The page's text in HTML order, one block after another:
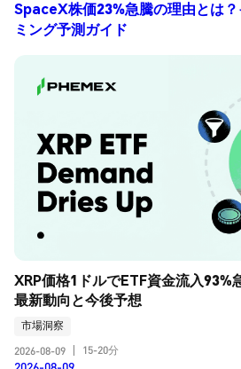
SpaceX株価23%急騰の理由とは
ミング予測ガイド
XRP価格1ドルでETF資金流入93%
最新動向と今後予想
市場洞察
2026-08-09
15-20分